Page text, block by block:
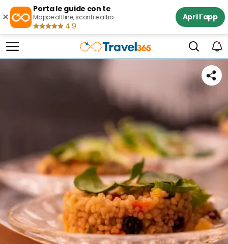
×
Porta le guide con te
Mappe offline, sconti e altro
4.9
Apri l'app